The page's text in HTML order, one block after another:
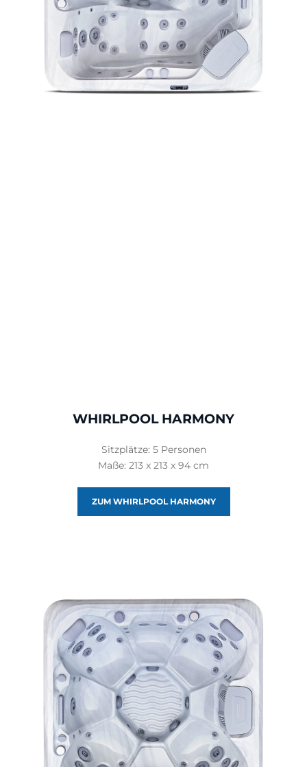
WHIRLPOOL HARMONY
Sitzplätze: 5 Personen
Maße: 213 x 213 x 94 cm
ZUM WHIRLPOOL HARMONY